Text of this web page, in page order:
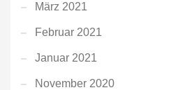
März 2021
Februar 2021
Januar 2021
November 2020